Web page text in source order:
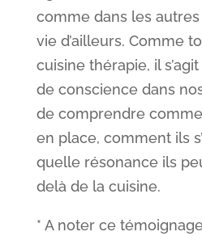
comme dans les
vie d’ailleurs. Comme
cuisine thérapie, il
de conscience dans
de comprendre
en place, comment ils
quelle résonance ils
delà de la cuisine.
* A noter ce